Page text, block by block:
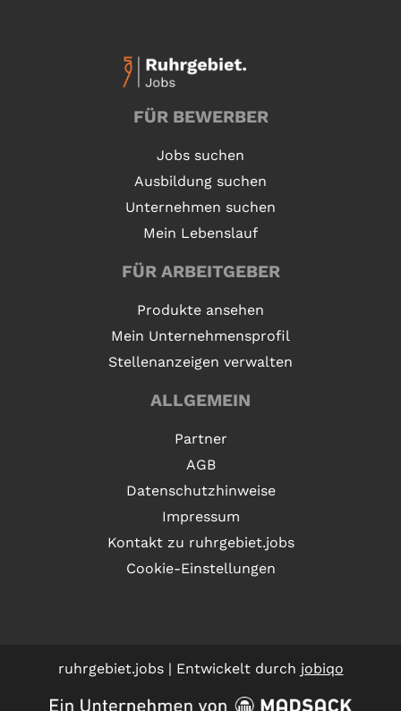
FÜR BEWERBER
Jobs suchen
Ausbildung suchen
Unternehmen suchen
Mein Lebenslauf
FÜR ARBEITGEBER
Produkte ansehen
Mein Unternehmensprofil
Stellenanzeigen verwalten
ALLGEMEIN
Partner
AGB
Datenschutzhinweise
Impressum
Kontakt zu ruhrgebiet.jobs
Cookie-Einstellungen
ruhrgebiet.jobs | Entwickelt durch jobiqo